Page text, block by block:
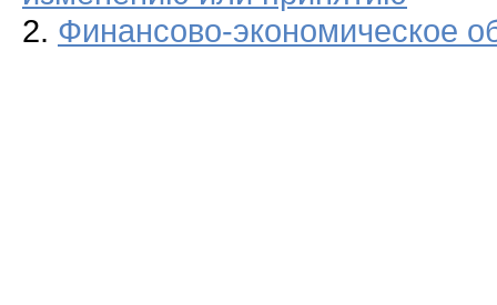
2. Финансово-экономическое